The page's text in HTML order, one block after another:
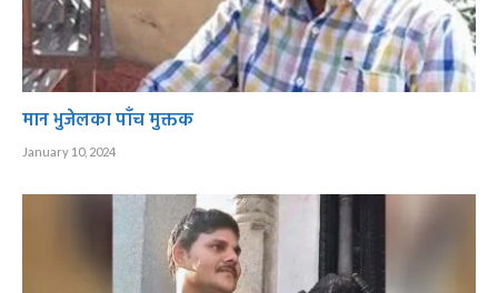
मान भुजेलका पाँच मुक्तक
January 10, 2024